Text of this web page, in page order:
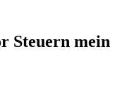
Steuern mein